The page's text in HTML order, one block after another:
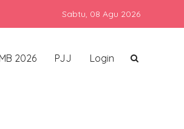
di era global dengan tetap
Sabtu, 08 Agu 2026
2026 PJJ Login